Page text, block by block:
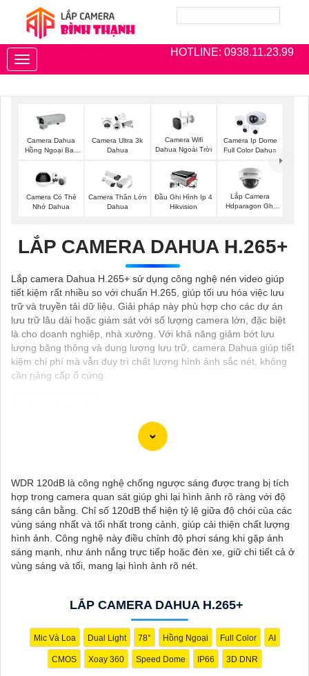
HOTLINE: 0938.11.23.99
Toggle
navigation
Camera Dahua
Hồng Ngoại Ban
Camera Ultra 3k
Dahua
Camera Wifi
Dahua Ngoài Trời
Camera Ip Dome
Full Color Dahua
Camera Có Thẻ
Nhớ Dahua
Camera Thân Lớn
Dahua
Đầu Ghi Hình Ip 4
Hikvision
Lắp Camera
Hdparagon Ghi
LẮP CAMERA DAHUA H.265+
Lắp camera Dahua H.265+ sử dụng công nghệ nén video giúp
tiết kiệm rất nhiều so với chuẩn H.265, giúp tối ưu hóa việc lưu
trữ và truyền tải dữ liệu. Giải pháp này phù hợp cho các dự án
lưu trữ lâu dài hoặc giám sát với số lượng camera lớn, đặc biệt
là cho doanh nghiệp, nhà xưởng. Với khả năng giảm bớt lưu
lượng băng thông và dung lượng lưu trữ, camera Dahua giúp tiết
kiệm chi phí mà vẫn duy trì chất lượng hình ảnh sắc nét, không
cần nâng cấp ổ cứng.
Dạ chắc chắn, đây là tư vấn của tôi về Camera Dahua chính
ninh và giám sát.⚒2:Để Hoàn toàn tin cậy mua Camera Dahua
chính hãng, bạn nên mua từ các cửa hàng uy tín hoặc các đại lý
chính thức của Dahua.☄️3:Mức giá của Camera Dahua có thể
thay đổi tùy vào model và chức năng của camera. Bạn nên tìm
hiểu kỹ trước khi đầu tư.🎖️4:Chất lượng của Camera Dahua
được đánh giá cao với độ phân giải cao, tính năng thông minh
và độ tin cậy.💖5:Nếu bạn muốn tìm camera Dahua giá rẻ, bạn
các cửa hàng điện tử.
Hy vọng rằng những thông tin trên sẽ giúp bạn chọn lựa được
Camera Dahua chính hãng, giá rẻ và chất lượng. Nếu bạn có
thêm câu hỏi hoặc cần tư vấn thêm, đừng ngần ngại để lại Cung
cấp cho công trình biết.
WDR 120dB là công nghệ chống ngược sáng được trang bị tích
hợp trong camera quan sát giúp ghi lại hình ảnh rõ ràng với độ
sáng cân bằng. Chỉ số 120dB thể hiện tỷ lệ giữa độ chói của các
vùng sáng nhất và tối nhất trong cảnh, giúp cải thiện chất lượng
hình ảnh. Công nghệ này điều chỉnh độ phơi sáng khi gặp ánh
sáng mạnh, như ánh nắng trực tiếp hoặc đèn xe, giữ chi tiết cả ở
vùng sáng và tối, mang lại hình ảnh rõ nét.
LẮP CAMERA DAHUA H.265+
Mic Và Loa Dual Light 78° Hồng Ngoại Full Color AI
CMOS Xoay 360 Speed Dome IP66 3D DNR